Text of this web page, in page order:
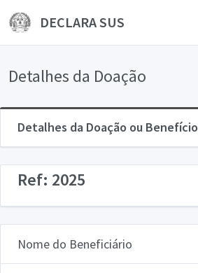
DECLARA SUS
Detalhes da Doação
Detalhes da Doação ou Benefício
Ref: 2025
Nome do Beneficiário